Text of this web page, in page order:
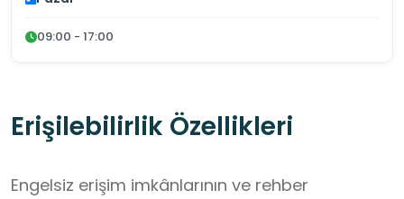
09:00 - 17:00
Erişilebilirlik Özellikleri
Engelsiz erişim imkânlarının ve rehber